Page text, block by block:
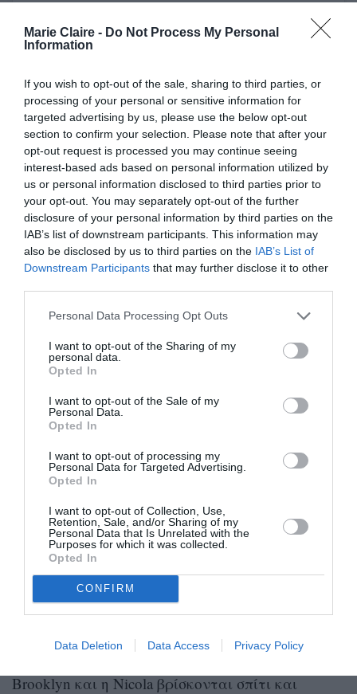
Marie Claire - Do Not Process My Personal
Information
If you wish to opt-out of the sale, sharing to third parties, or
processing of your personal or sensitive information for
targeted advertising by us, please use the below opt-out
section to confirm your selection. Please note that after your
opt-out request is processed you may continue seeing
interest-based ads based on personal information utilized by
us or personal information disclosed to third parties prior to
your opt-out. You may separately opt-out of the further
disclosure of your personal information by third parties on the
IAB’s list of downstream participants. This information may
also be disclosed by us to third parties on the IAB’s List of
Downstream Participants that may further disclose it to other
Personal Data Processing Opt Outs
I want to opt-out of the Sharing of my
personal data.
Opted In
I want to opt-out of the Sale of my
Personal Data.
Opted In
I want to opt-out of processing my
Personal Data for Targeted Advertising.
Opted In
I want to opt-out of Collection, Use,
Retention, Sale, and/or Sharing of my
Personal Data that Is Unrelated with the
Purposes for which it was collected.
Opted In
CONFIRM
Data Deletion Data Access Privacy Policy
Ο Brooklyn μοιράστηκε φωτογραφίες των
σκυλιών στον προσωπικό του λογαριασμό στο
Instagram, οπου πόζαρε μαζί με τηνNicola, τον
φίλο του Jeremy Clerk, τον αδελφό του Romeo,
και την κοπέλα του αδελφού του, Mia. Καθένας
κρατάει ένα σκυλάκι στην αγκαλιά του, εκτός
από τον μεγάλο γιο των Beckham, που κρατάει
δύο.
Αυτή είναι η μοναδική φωτογραφία που είχαν
σχολίασε η Nicola κάτω από την ανάρτηση. Οι
δύο τους είναι ιδιαίτερα ζωόφιλοι και
ασχολούνται πολύ με τα υπόλοιπα μέλη της
οικογένειάς τους. Η Peltz, σε ερώτηση
δημοσιογράφου αν έχουν σκοπό να αποκτήσουν
και παιδιά απάντησε πως θέλουν, αλλά
χωράνε μαζί με τα σκυλάκια.
Και ο Brooklyn θέλει να μεγαλώσουν κι άλλο
την οικογένειά τους, αλλά έχει τονίσει πως θα
κάνουν αυτό που θέλει η Nicola, καθώς
πρόκειται για το σώμα της, ενώ ο ίδιος θέλει να
Brooklyn και η Nicola βρίσκονται σπίτι και